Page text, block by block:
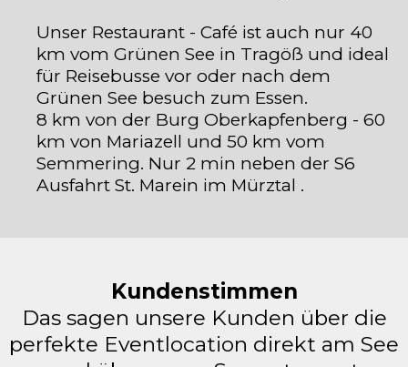
Unser Restaurant - Café ist auch nur 40
km vom Grünen See in Tragöß und ideal
für Reisebusse vor oder nach dem
Grünen See besuch zum Essen.
8 km von der Burg Oberkapfenberg - 60
km von Mariazell und 50 km vom
Semmering. Nur 2 min neben der S6
Ausfahrt St. Marein im Mürztal .
Kundenstimmen
Das sagen unsere Kunden über die
perfekte Eventlocation direkt am See